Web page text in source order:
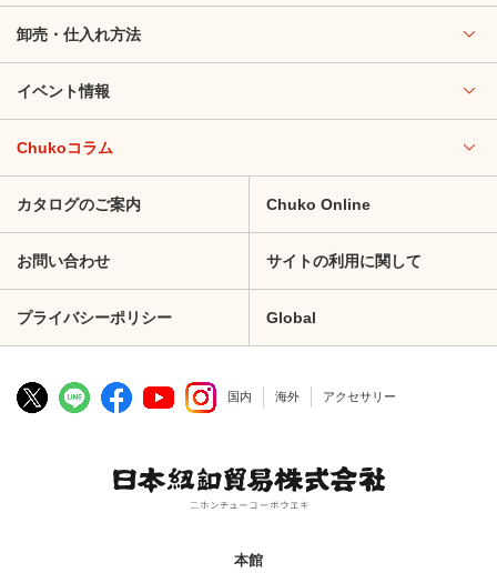
卸売・仕入れ方法
イベント情報
Chukoコラム
カタログのご案内 Chuko Online
お問い合わせ サイトの利用に関して
プライバシーポリシー Global
国内 海外 アクセサリー
本館